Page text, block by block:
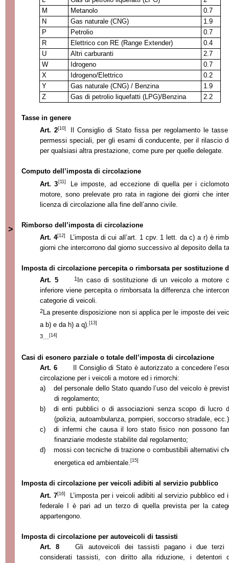
>
M
Metanolo
0.7
N
Gas naturale (CNG)
1.9
P
Petrolio
0.7
R
Elettrico con RE (Range Extender)
0.4
U
Altri carburanti
2.7
W
Idrogeno
0.7
X
Idrogeno/Elettrico
0.2
Y
Gas naturale (CNG) / Benzina
1.9
Z
Gas di petrolio liquefatti (LPG)/Benzina 2.2
Tasse in genere
Art. 2[10]
Il Consiglio di Stato fissa per regolamento le
permessi speciali, per gli esami di conducente, per il rilascio
per qualsiasi altra prestazione, come pure per quelle delegate.
Computo dell’imposta di circolazione
Art. 3 [11]
Le imposte, ad eccezione di quella per i
motore, sono prelevate pro rata in ragione dei giorni che
licenza di circolazione alla fine dell’anno civile.
Rimborso dell’imposta di circolazione
Art. 4[12]
L’imposta di cui all’art. 1 cpv. 1 lett. da c) a r) è
giorni che intercorrono dal giorno successivo al deposito della
Imposta di circolazione percepita o rimborsata per sostituzione
Art. 5
1In caso di sostituzione di un veicolo a motore
inferiore viene percepita o rimborsata la differenza che
categorie di veicoli.
2La presente disposizione non si applica per le imposte dei
a b) e da h) a q). [13]
3... [14]
Casi di esonero parziale o totale dell’imposta di circolazione
Art. 6
Il Consiglio di Stato è autorizzato a concedere
circolazione per i veicoli a motore ed i rimorchi:
a)
del personale dello Stato quando l’uso del veicolo è
di regolamento;
b)
di enti pubblici o di associazioni senza scopo di lucro
(polizia, autoambulanza, pompieri, soccorso stradale,
c)
di infermi che causa il loro stato fisico non possono
finanziarie modeste stabilite dal regolamento;
d)
mossi con tecniche di trazione o combustibili alternativi
energetica ed ambientale. [15]
Imposta di circolazione per veicoli adibiti al servizio pubblico
Art. 7[16]
L’imposta per i veicoli adibiti al servizio pubblico
federale I è pari ad un terzo di quella prevista per la
appartengono.
Imposta di circolazione per autoveicoli di tassisti
Art. 8
Gli autoveicoli dei tassisti pagano i due terzi
considerati tassisti, con diritto alla riduzione, i